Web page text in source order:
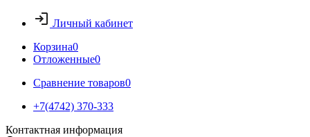
Личный кабинет
Корзина0
Отложенные0
Сравнение товаров0
+7(4742) 370-333
Контактная информация